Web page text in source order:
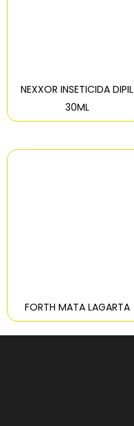
NEXXOR INSETICIDA DIPIL
30ML
FORTH MATA LAGARTA